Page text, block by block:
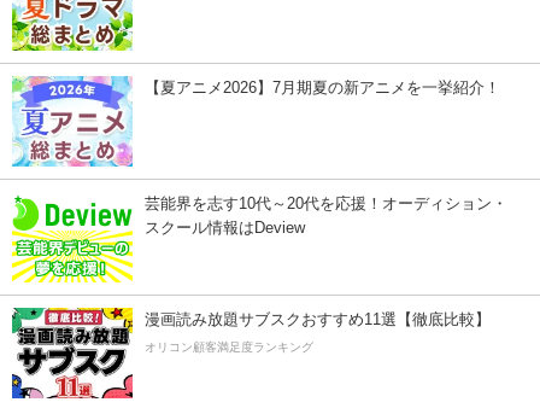
【夏アニメ2026】7月期夏の新アニメを一挙紹介！
芸能界を志す10代～20代を応援！オーディション・
スクール情報はDeview
漫画読み放題サブスクおすすめ11選【徹底比較】
オリコン顧客満足度ランキング